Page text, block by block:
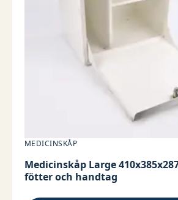
MEDICINSKÅP
Medicinskåp Large
fötter och handtag